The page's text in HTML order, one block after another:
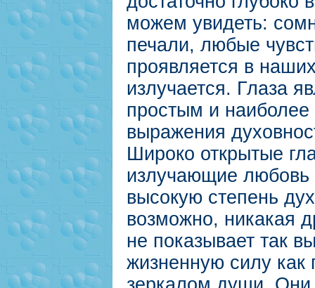
можем увидеть:
печали, любые
проявляется в
излучается. Глаза
простым и наиболее
выражения
Широко открытые
излучающие
высокую степень
возможно, никакая
не показывает так
жизненную силу как